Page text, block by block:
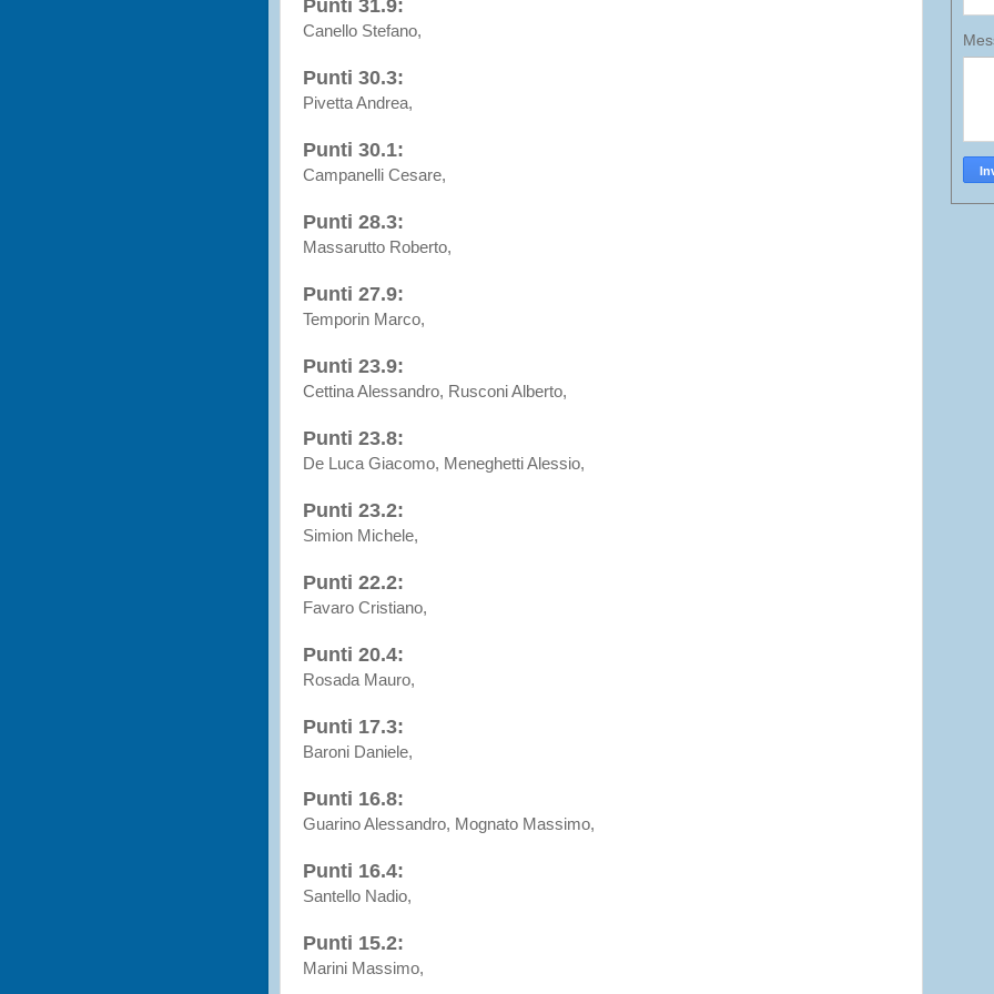
Punti 31.9:
Canello Stefano,
Punti 30.3:
Pivetta Andrea,
Punti 30.1:
Campanelli Cesare,
Punti 28.3:
Massarutto Roberto,
Punti 27.9:
Temporin Marco,
Punti 23.9:
Cettina Alessandro, Rusconi Alberto,
Punti 23.8:
De Luca Giacomo, Meneghetti Alessio,
Punti 23.2:
Simion Michele,
Punti 22.2:
Favaro Cristiano,
Punti 20.4:
Rosada Mauro,
Punti 17.3:
Baroni Daniele,
Punti 16.8:
Guarino Alessandro, Mognato Massimo,
Punti 16.4:
Santello Nadio,
Punti 15.2:
Marini Massimo,